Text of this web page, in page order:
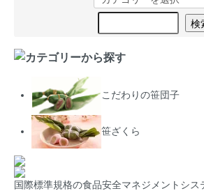
こだわりの笹団子
笹ざくら
国際標準規格の食品安全マネジメントシス